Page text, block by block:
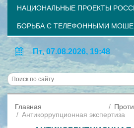
НАЦИОНАЛЬНЫЕ ПРОЕКТЫ
БОРЬБА С ТЕЛЕФОННЫМИ
Пт, 07.08.2026, 19:48
Главная
Антикоррупционная экспертиза